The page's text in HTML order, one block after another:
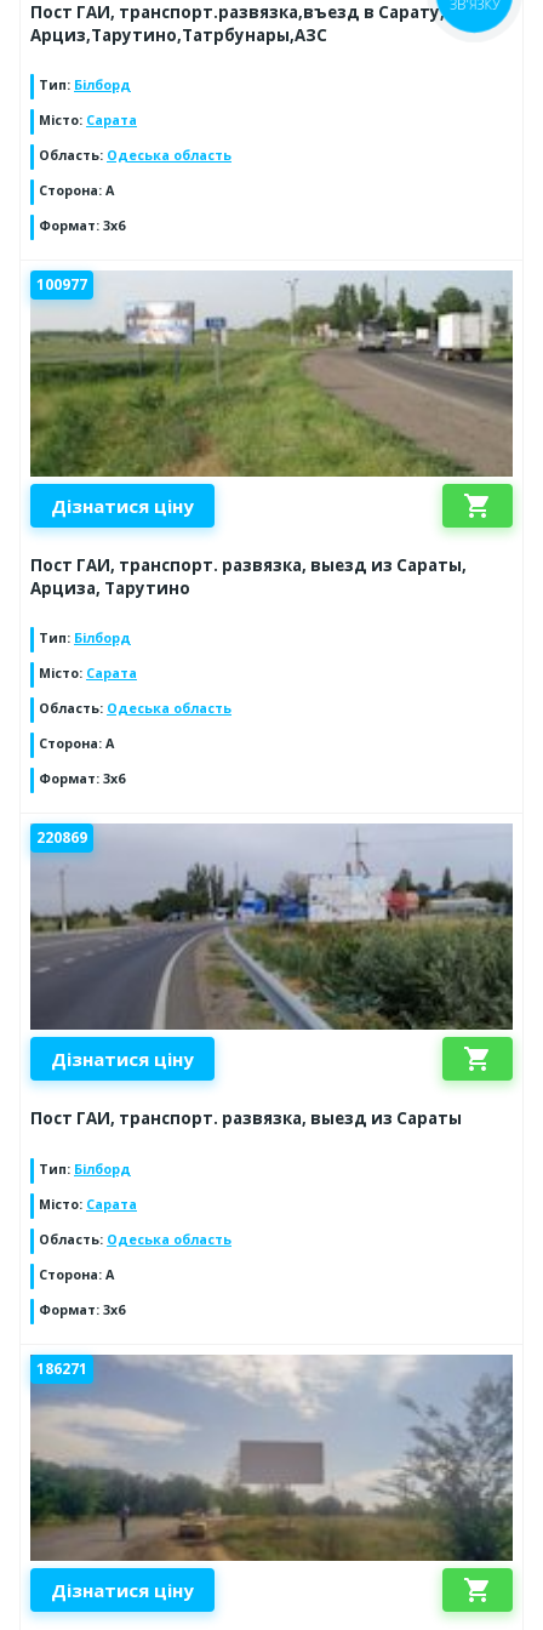
Пост ГАИ, транспорт.развязка,въезд в Сарату,на
Арциз,Тарутино,Татрбунары,АЗС
Тип: Білборд
Місто: Сарата
Область: Одеська область
Сторона: А
Формат: 3x6
100977
Дізнатися ціну shopping_cart
Пост ГАИ, транспорт. развязка, выезд из Сараты,
Арциза, Тарутино
Тип: Білборд
Місто: Сарата
Область: Одеська область
Сторона: А
Формат: 3x6
220869
Дізнатися ціну shopping_cart
Пост ГАИ, транспорт. развязка, выезд из Сараты
Тип: Білборд
Місто: Сарата
Область: Одеська область
Сторона: А
Формат: 3х6
186271
Дізнатися ціну shopping_cart
ЗВ'ЯЗКУ